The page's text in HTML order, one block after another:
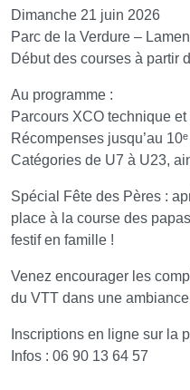
Dimanche 21 juin 2026
Parc de la Verdure –
Début des courses à partir
Au programme :
Parcours XCO technique et
Récompenses jusqu’au
Catégories de U7 à U23,
Spécial Fête des Pères :
place à la course des
festif en famille !
Venez encourager les
du VTT dans une
Inscriptions en ligne sur la
Infos : 06 90 13 64 57